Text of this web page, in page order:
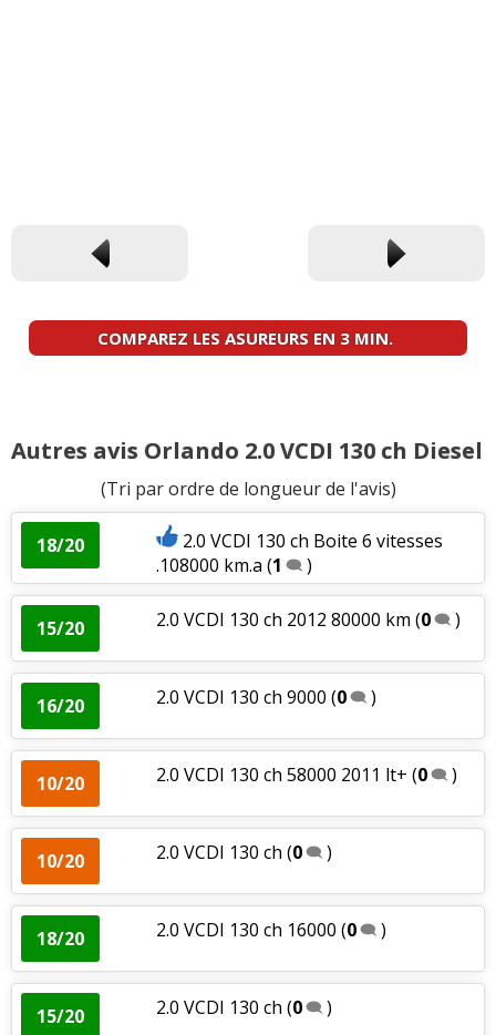
COMPAREZ LES ASUREURS EN 3 MIN.
Autres avis Orlando 2.0 VCDI 130 ch Diesel
(Tri par ordre de longueur de l'avis)
18/20
2.0 VCDI 130 ch Boite 6 vitesses
.108000 km.a (1 )
15/20 2.0 VCDI 130 ch 2012 80000 km (0 )
16/20 2.0 VCDI 130 ch 9000 (0 )
10/20 2.0 VCDI 130 ch 58000 2011 lt+ (0 )
10/20 2.0 VCDI 130 ch (0 )
18/20 2.0 VCDI 130 ch 16000 (0 )
15/20 2.0 VCDI 130 ch (0 )